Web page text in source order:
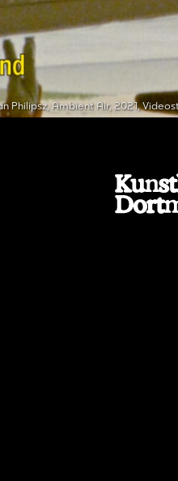
Philipsz, Ambient Air, 2021,